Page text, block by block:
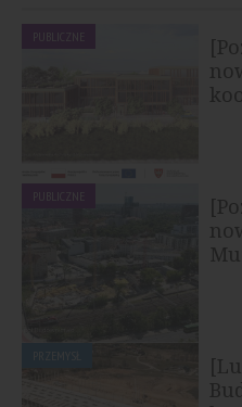
PUBLICZNE
PUBLICZNE